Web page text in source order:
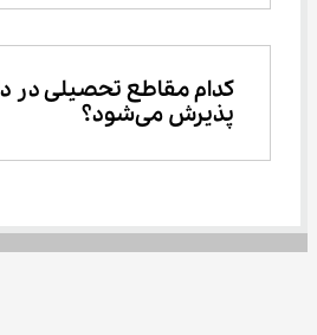
کدام مقاطع تحصیلی در
پذیرش می‌شود؟